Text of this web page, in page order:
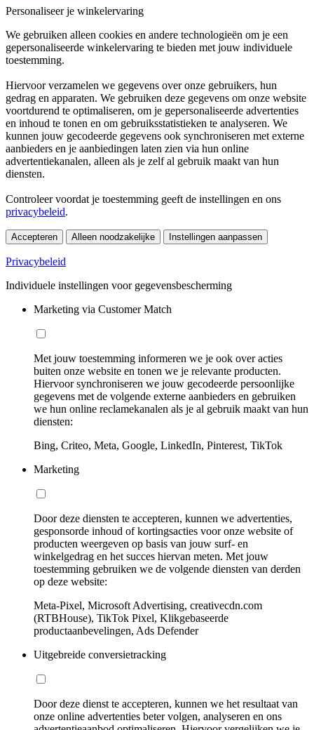
Personaliseer je winkelervaring
We gebruiken alleen cookies en andere technologieën om je een
gepersonaliseerde winkelervaring te bieden met jouw individuele
toestemming.
Hiervoor verzamelen we gegevens over onze gebruikers, hun
gedrag en apparaten. We gebruiken deze gegevens om onze website
voortdurend te optimaliseren, om je gepersonaliseerde advertenties
en inhoud te tonen en om gebruiksstatistieken te analyseren. We
kunnen jouw gecodeerde gegevens ook synchroniseren met externe
aanbieders en je aanbiedingen laten zien via hun online
advertentiekanalen, alleen als je zelf al gebruik maakt van hun
diensten.
Controleer voordat je toestemming geeft de instellingen en ons
privacybeleid.
Accepteren Alleen noodzakelijke Instellingen aanpassen
Privacybeleid
Individuele instellingen voor gegevensbescherming
Marketing via Customer Match
Met jouw toestemming informeren we je ook over acties
buiten onze website en tonen we je relevante producten.
Hiervoor synchroniseren we jouw gecodeerde persoonlijke
gegevens met de volgende externe aanbieders en gebruiken
we hun online reclamekanalen als je al gebruik maakt van hun
diensten:
Bing, Criteo, Meta, Google, LinkedIn, Pinterest, TikTok
Marketing
Door deze diensten te accepteren, kunnen we advertenties,
gesponsorde inhoud of kortingsacties voor onze website of
producten weergeven op basis van jouw surf- en
winkelgedrag en het succes hiervan meten. Met jouw
toestemming gebruiken we de volgende diensten van derden
op deze website:
Meta-Pixel, Microsoft Advertising, creativecdn.com
(RTBHouse), TikTok Pixel, Klikgebaseerde
productaanbevelingen, Ads Defender
Uitgebreide conversietracking
Door deze dienst te accepteren, kunnen we het resultaat van
onze online advertenties beter volgen, analyseren en ons